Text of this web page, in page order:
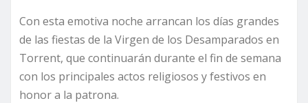
Con esta emotiva noche arrancan los días grandes
de las fiestas de la Virgen de los Desamparados en
Torrent, que continuarán durante el fin de semana
con los principales actos religiosos y festivos en
honor a la patrona.